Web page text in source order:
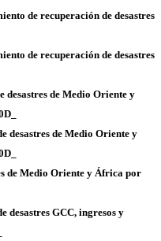
de recuperación de desastres
de recuperación de desastres
desastres de Medio Oriente y
desastres de Medio Oriente y
de Medio Oriente y África por
desastres GCC, ingresos y